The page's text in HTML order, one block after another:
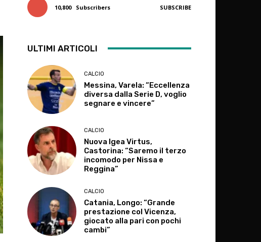
10,800 Subscribers SUBSCRIBE
ULTIMI ARTICOLI
CALCIO
Messina, Varela: “Eccellenza
diversa dalla Serie D, voglio
segnare e vincere”
CALCIO
Nuova Igea Virtus,
Castorina: “Saremo il terzo
incomodo per Nissa e
Reggina”
CALCIO
Catania, Longo: “Grande
prestazione col Vicenza,
giocato alla pari con pochi
cambi”